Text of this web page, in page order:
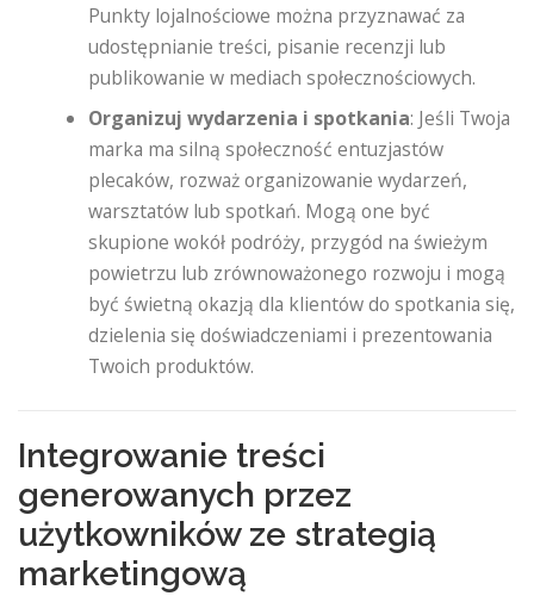
Punkty lojalnościowe można przyznawać za
udostępnianie treści, pisanie recenzji lub
publikowanie w mediach społecznościowych.
Organizuj wydarzenia i spotkania: Jeśli Twoja
marka ma silną społeczność entuzjastów
plecaków, rozważ organizowanie wydarzeń,
warsztatów lub spotkań. Mogą one być
skupione wokół podróży, przygód na świeżym
powietrzu lub zrównoważonego rozwoju i mogą
być świetną okazją dla klientów do spotkania się,
dzielenia się doświadczeniami i prezentowania
Twoich produktów.
Integrowanie treści
generowanych przez
użytkowników ze strategią
marketingową